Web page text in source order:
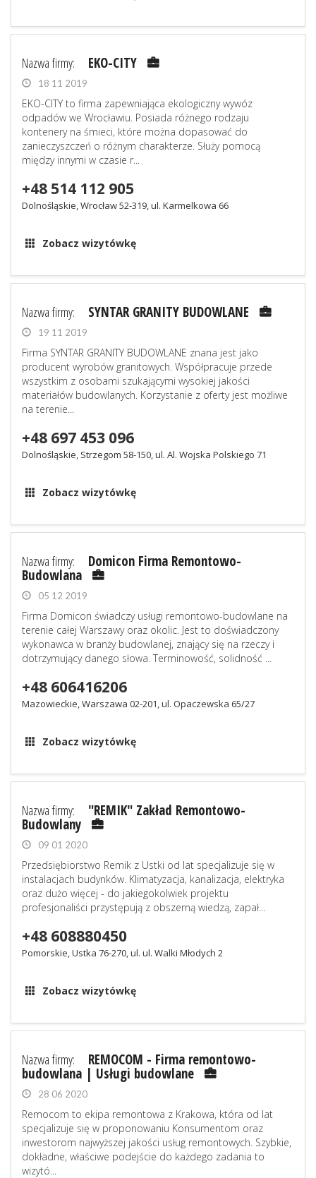
Nazwa firmy: EKO-CITY
18 11 2019
EKO-CITY to firma zapewniająca ekologiczny wywóz
odpadów we Wrocławiu. Posiada różnego rodzaju
kontenery na śmieci, które można dopasować do
zanieczyszczeń o różnym charakterze. Służy pomocą
między innymi w czasie r...
+48 514 112 905
Dolnośląskie, Wrocław 52-319, ul. Karmelkowa 66
Zobacz wizytówkę
Nazwa firmy: SYNTAR GRANITY BUDOWLANE
19 11 2019
Firma SYNTAR GRANITY BUDOWLANE znana jest jako
producent wyrobów granitowych. Współpracuje przede
wszystkim z osobami szukającymi wysokiej jakości
materiałów budowlanych. Korzystanie z oferty jest możliwe
na terenie...
+48 697 453 096
Dolnośląskie, Strzegom 58-150, ul. Al. Wojska Polskiego 71
Zobacz wizytówkę
Nazwa firmy: Domicon Firma Remontowo-
Budowlana
05 12 2019
Firma Domicon świadczy usługi remontowo-budowlane na
terenie całej Warszawy oraz okolic. Jest to doświadczony
wykonawca w branży budowlanej, znający się na rzeczy i
dotrzymujący danego słowa. Terminowość, solidność ...
+48 606416206
Mazowieckie, Warszawa 02-201, ul. Opaczewska 65/27
Zobacz wizytówkę
Nazwa firmy: "REMIK" Zakład Remontowo-
Budowlany
09 01 2020
Przedsiębiorstwo Remik z Ustki od lat specjalizuje się w
instalacjach budynków. Klimatyzacja, kanalizacja, elektryka
oraz dużo więcej - do jakiegokolwiek projektu
profesjonaliści przystępują z obszerną wiedzą, zapał...
+48 608880450
Pomorskie, Ustka 76-270, ul. ul. Walki Młodych 2
Zobacz wizytówkę
Nazwa firmy: REMOCOM - Firma remontowo-
budowlana | Usługi budowlane
28 06 2020
Remocom to ekipa remontowa z Krakowa, która od lat
specjalizuje się w proponowaniu Konsumentom oraz
inwestorom najwyższej jakości usług remontowych. Szybkie,
dokładne, właściwe podejście do każdego zadania to
wizytó...